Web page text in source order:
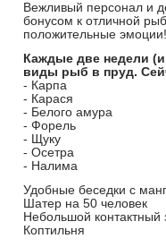
Вежливый персонал и
бонусом к отличной
положительные эмоции!
Каждые две недели
виды рыб в пруд.
- Карпа
- Карася
- Белого амура
- Форель
- Щуку
- Осетра
- Налима
Удобные беседки с
Шатер на 50 человек
Небольшой контактный
Коптильня